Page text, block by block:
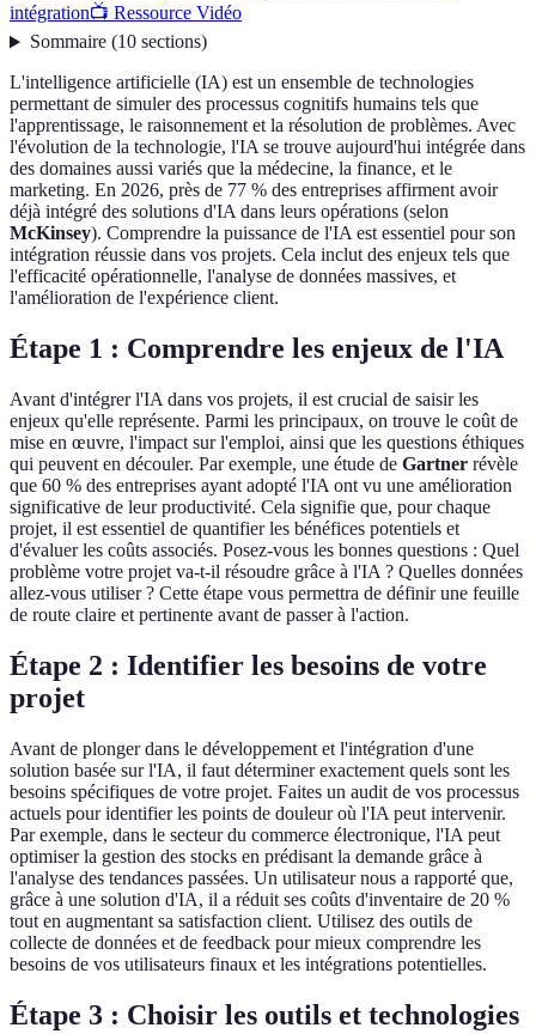
intégration📺 Ressource Vidéo
Sommaire(10 sections)
L'intelligence artificielle (IA) est un ensemble de technologies
permettant de simuler des processus cognitifs humains tels que
l'apprentissage, le raisonnement et la résolution de problèmes. Avec
l'évolution de la technologie, l'IA se trouve aujourd'hui intégrée dans
des domaines aussi variés que la médecine, la finance, et le
marketing. En 2026, près de 77 % des entreprises affirment avoir
déjà intégré des solutions d'IA dans leurs opérations (selon
McKinsey). Comprendre la puissance de l'IA est essentiel pour son
intégration réussie dans vos projets. Cela inclut des enjeux tels que
l'efficacité opérationnelle, l'analyse de données massives, et
l'amélioration de l'expérience client.
Étape 1 : Comprendre les enjeux de l'IA
Avant d'intégrer l'IA dans vos projets, il est crucial de saisir les
enjeux qu'elle représente. Parmi les principaux, on trouve le coût de
mise en œuvre, l'impact sur l'emploi, ainsi que les questions éthiques
qui peuvent en découler. Par exemple, une étude de Gartner révèle
que 60 % des entreprises ayant adopté l'IA ont vu une amélioration
significative de leur productivité. Cela signifie que, pour chaque
projet, il est essentiel de quantifier les bénéfices potentiels et
d'évaluer les coûts associés. Posez-vous les bonnes questions : Quel
problème votre projet va-t-il résoudre grâce à l'IA ? Quelles données
allez-vous utiliser ? Cette étape vous permettra de définir une feuille
de route claire et pertinente avant de passer à l'action.
Étape 2 : Identifier les besoins de votre
projet
Avant de plonger dans le développement et l'intégration d'une
solution basée sur l'IA, il faut déterminer exactement quels sont les
besoins spécifiques de votre projet. Faites un audit de vos processus
actuels pour identifier les points de douleur où l'IA peut intervenir.
Par exemple, dans le secteur du commerce électronique, l'IA peut
optimiser la gestion des stocks en prédisant la demande grâce à
l'analyse des tendances passées. Un utilisateur nous a rapporté que,
grâce à une solution d'IA, il a réduit ses coûts d'inventaire de 20 %
tout en augmentant sa satisfaction client. Utilisez des outils de
collecte de données et de feedback pour mieux comprendre les
besoins de vos utilisateurs finaux et les intégrations potentielles.
Étape 3 : Choisir les outils et technologies